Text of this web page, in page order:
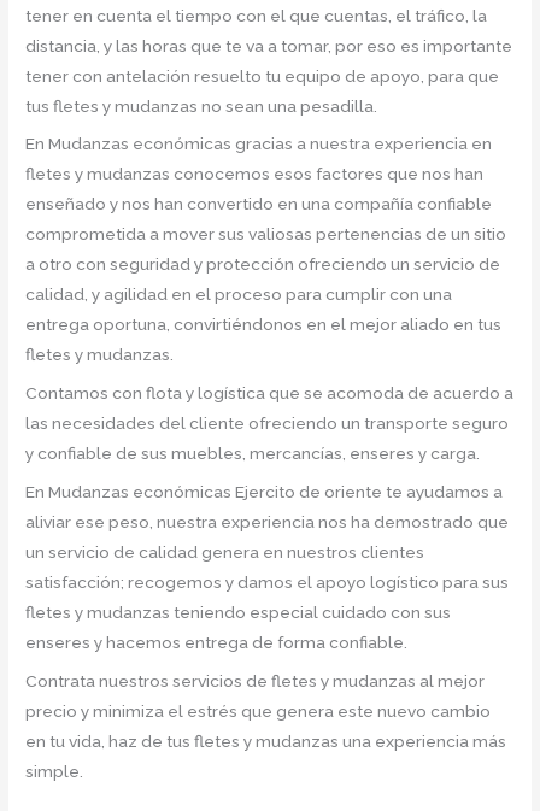
tener en cuenta el tiempo con el que cuentas, el tráfico, la
distancia, y las horas que te va a tomar, por eso es importante
tener con antelación resuelto tu equipo de apoyo, para que
tus fletes y mudanzas no sean una pesadilla.
En Mudanzas económicas gracias a nuestra experiencia en
fletes y mudanzas conocemos esos factores que nos han
enseñado y nos han convertido en una compañía confiable
comprometida a mover sus valiosas pertenencias de un sitio
a otro con seguridad y protección ofreciendo un servicio de
calidad, y agilidad en el proceso para cumplir con una
entrega oportuna, convirtiéndonos en el mejor aliado en tus
fletes y mudanzas.
Contamos con flota y logística que se acomoda de acuerdo a
las necesidades del cliente ofreciendo un transporte seguro
y confiable de sus muebles, mercancías, enseres y carga.
En Mudanzas económicas Ejercito de oriente te ayudamos a
aliviar ese peso, nuestra experiencia nos ha demostrado que
un servicio de calidad genera en nuestros clientes
satisfacción; recogemos y damos el apoyo logístico para sus
fletes y mudanzas teniendo especial cuidado con sus
enseres y hacemos entrega de forma confiable.
Contrata nuestros servicios de fletes y mudanzas al mejor
precio y minimiza el estrés que genera este nuevo cambio
en tu vida, haz de tus fletes y mudanzas una experiencia más
simple.